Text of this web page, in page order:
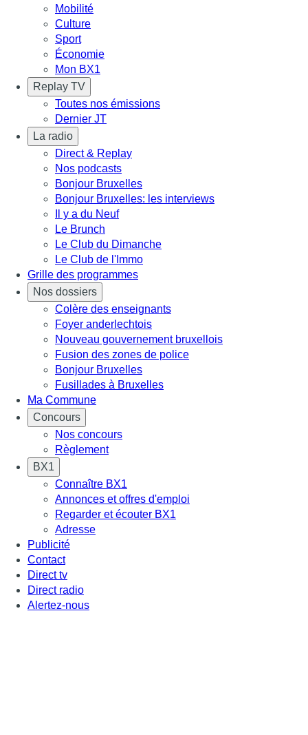
Mobilité
Culture
Sport
Économie
Mon BX1
Replay TV
Toutes nos émissions
Dernier JT
La radio
Direct & Replay
Nos podcasts
Bonjour Bruxelles
Bonjour Bruxelles: les interviews
Il y a du Neuf
Le Brunch
Le Club du Dimanche
Le Club de l'Immo
Grille des programmes
Nos dossiers
Colère des enseignants
Foyer anderlechtois
Nouveau gouvernement bruxellois
Fusion des zones de police
Bonjour Bruxelles
Fusillades à Bruxelles
Ma Commune
Concours
Nos concours
Règlement
BX1
Connaître BX1
Annonces et offres d'emploi
Regarder et écouter BX1
Adresse
Publicité
Contact
Direct tv
Direct radio
Alertez-nous